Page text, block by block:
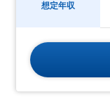
想定年収